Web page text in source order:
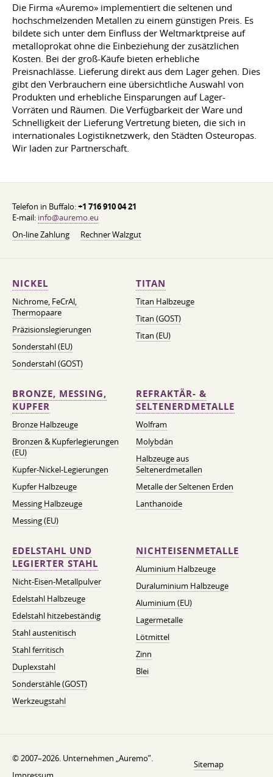
Die Firma «Auremo» implementiert die seltenen und
hochschmelzenden Metallen zu einem günstigen Preis. Es
bildete sich unter dem Einfluss der Weltmarktpreise auf
metalloprokat ohne die Einbeziehung der zusätzlichen
Kosten. Bei der groß-Käufe bieten erhebliche
Preisnachlässe. Lieferung direkt aus dem Lager gehen. Dies
gibt den Verbrauchern eine übersichtliche Auswahl von
Produkten und erhebliche Einsparungen auf Lager-
Vorräten und Räumen. Die Verfügbarkeit der Ware und
Schnelligkeit der Lieferung Vertretung bieten, die sich in
internationales Logistiknetzwerk, den Städten Osteuropas.
Wir laden zur Partnerschaft.
Telefon in Buffalo:+1 716 910 04 21
E-mail: info@auremo.eu
On-line Zahlung
Rechner Walzgut
NICKEL
Nichrome, FeСrAl, ​​
Thermopaare
Präzisionslegierungen
Sonderstahl (EU)
Sonderstahl (GOST)
TITAN
Titan Halbzeuge
Titan (GOST)
Titan (EU)
BRONZE, MESSING,
KUPFER
Bronze Halbzeuge
Bronzen & Kupferlegierungen
(EU)
Kupfer-Nickel-Legierungen
Kupfer Halbzeuge
Messing Halbzeuge
Messing (EU)
REFRAKTÄR- &
SELTENERDMETALLE
Wolfram
Molybdän
Halbzeuge aus
Seltenerdmetallen
Metalle der Seltenen Erden
Lanthanoide
EDELSTAHL UND
LEGIERTER STAHL
Nicht-Eisen-Metallpulver
Edelstahl Halbzeuge
Edelstahl hitzebeständig
Stahl austenitisch
Stahl ferritisch
Duplexstahl
Sonderstähle (GOST)
Werkzeugstahl
NICHTEISENMETALLE
Aluminium Halbzeuge
Duraluminium Halbzeuge
Aluminium (EU)
Lagermetalle
Lötmittel
Zinn
Blei
© 2007–2026. Unternehmen „Auremo”.
Sitemap